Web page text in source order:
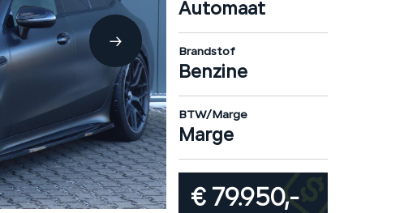
Automaat
Brandstof
Benzine
BTW/Marge
Marge
€ 79.950,-